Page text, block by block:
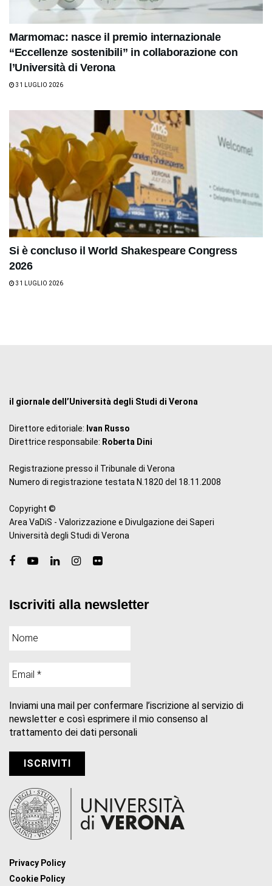
Marmomac: nasce il premio internazionale
“Eccellenze sostenibili” in collaborazione con
l’Università di Verona
31 LUGLIO 2026
Si è concluso il World Shakespeare Congress
2026
31 LUGLIO 2026
il giornale dell’Università degli Studi di Verona
Direttore editoriale: Ivan Russo
Direttrice responsabile: Roberta Dini
Registrazione presso il Tribunale di Verona
Numero di registrazione testata N.1820 del 18.11.2008
Copyright ©
Area VaDiS - Valorizzazione e Divulgazione dei Saperi
Università degli Studi di Verona
Iscriviti alla newsletter
Inviami una mail per confermare l’iscrizione al servizio di
newsletter e così esprimere il mio consenso al
trattamento dei dati personali
Privacy Policy
Cookie Policy